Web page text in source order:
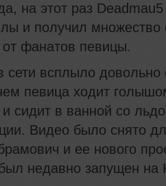
на этот раз
и получил
фанатов певицы.
сети всплыло довольно
певица ходит
сидит в ванной со
Видео было снято
и ее нового
недавно запущен на